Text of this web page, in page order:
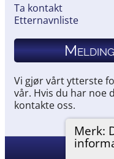
Merk:
Ta kontakt
Etternavnliste
Vi gjør vårt ytterste
vår. Hvis du har noe
kontakte oss.